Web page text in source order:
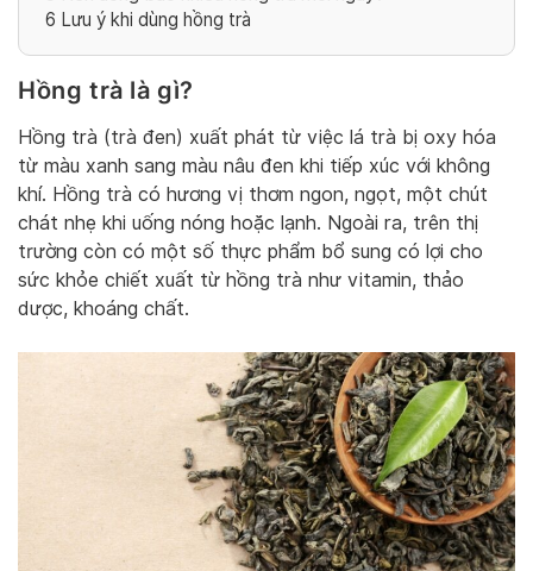
6 Lưu ý khi dùng hồng trà
Hồng trà là gì?
Hồng trà (trà đen) xuất phát từ việc lá trà bị oxy hóa
từ màu xanh sang màu nâu đen khi tiếp xúc với không
khí. Hồng trà có hương vị thơm ngon, ngọt, một chút
chát nhẹ khi uống nóng hoặc lạnh. Ngoài ra, trên thị
trường còn có một số thực phẩm bổ sung có lợi cho
sức khỏe chiết xuất từ hồng trà như vitamin, thảo
dược, khoáng chất.